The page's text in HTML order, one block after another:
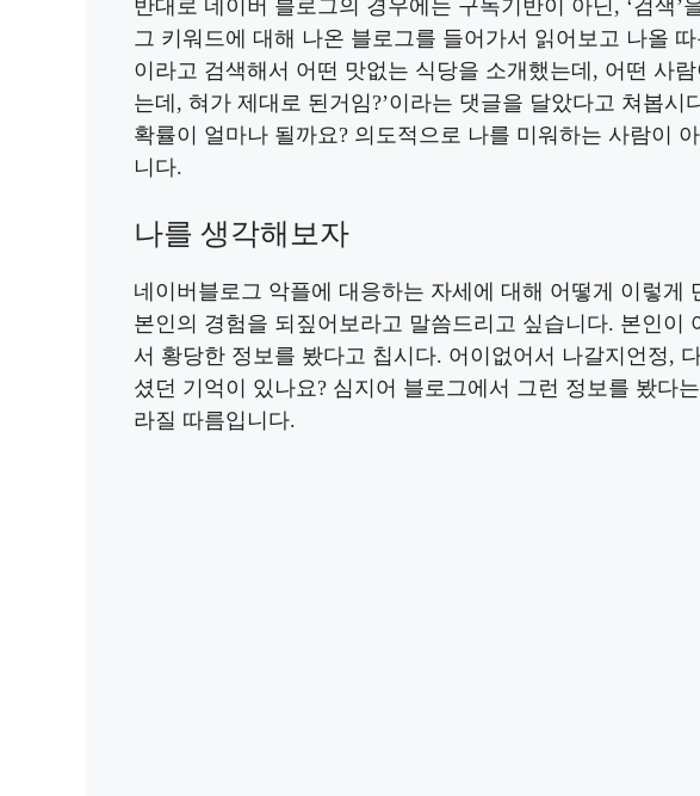
반대로 네이버 블로그의 경우에는 구독기반이 아닌, ‘검색’
그 키워드에 대해 나온 블로그를 들어가서 읽어보고 나올
이라고 검색해서 어떤 맛없는 식당을 소개했는데, 어떤 사
는데, 혀가 제대로 된거임?’이라는 댓글을 달았다고 쳐봅시
확률이 얼마나 될까요? 의도적으로 나를 미워하는 사람이
니다.
나를 생각해보자
네이버블로그 악플에 대응하는 자세에 대해 어떻게 이렇게
본인의 경험을 되짚어보라고 말씀드리고 싶습니다. 본인이
서 황당한 정보를 봤다고 칩시다. 어이없어서 나갈지언정,
셨던 기억이 있나요? 심지어 블로그에서 그런 정보를 봤다
라질 따름입니다.